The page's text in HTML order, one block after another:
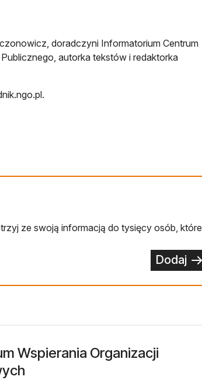
doradczyni Informatorium Centrum
autorka tekstów i redaktorka
ze swoją informacją do tysięcy osób, które
Dodaj
Wspierania Organizacji